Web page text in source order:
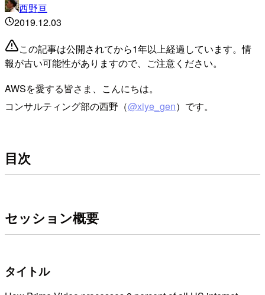
西野亘
2019.12.03
この記事は公開されてから1年以上経過しています。情
報が古い可能性がありますので、ご注意ください。
AWSを愛する皆さま、こんにちは。
コンサルティング部の西野（@xiye_gen）です。
目次
セッション概要
タイトル